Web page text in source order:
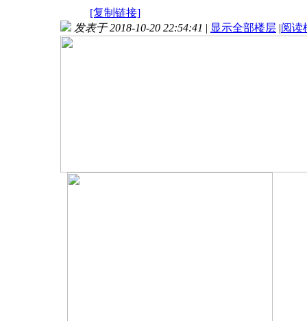
[复制链接]
发表于 2018-10-20 22:54:41 | 显示全部楼层 |阅读